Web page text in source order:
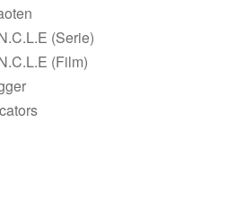
(Serie)
(Film)